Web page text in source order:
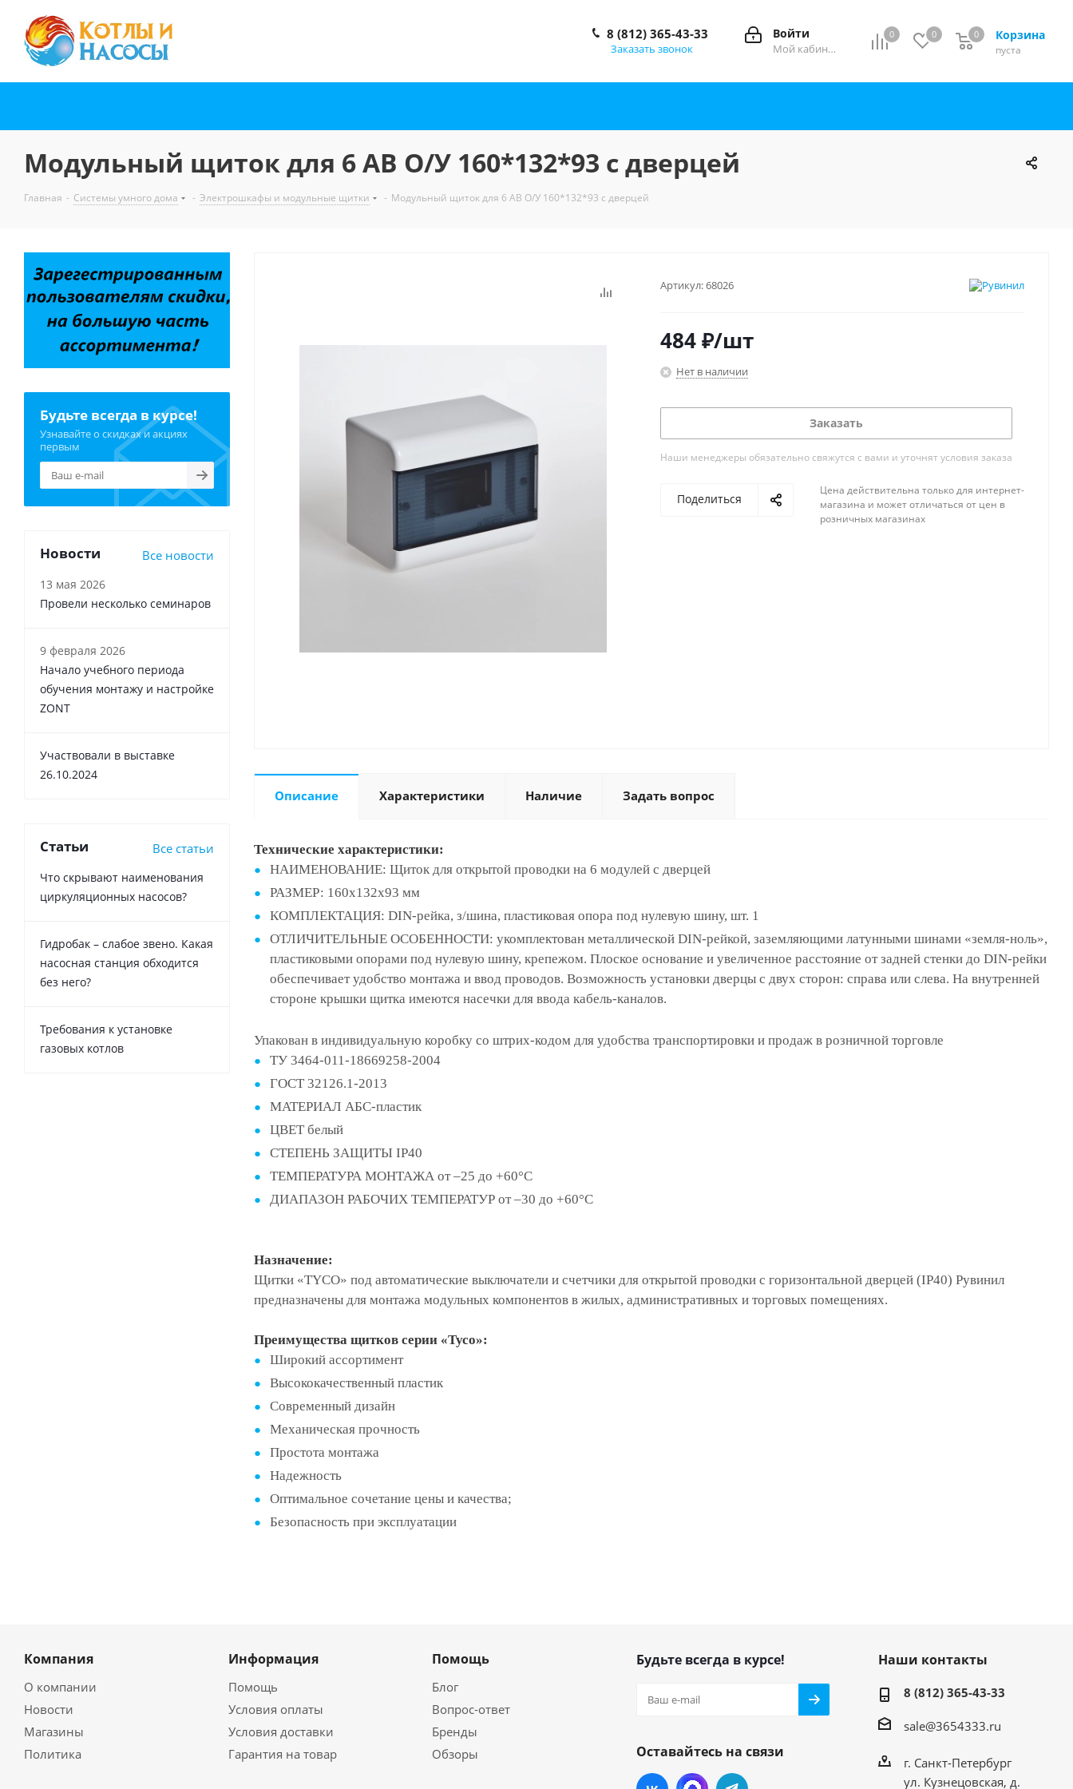
0 0 Корзина
0
пуста
0
Войти
Мой кабинет
8 (812) 365-43-33
Заказать звонок
Модульный щиток для 6 АВ О/У 160*132*93 с дверцей
Главная - Системы умного дома - Электрошкафы и модульные щитки - Модульный щиток для 6 АВ О/У 160*132*93 с дверцей
Артикул:68026
484₽/шт
Нет в наличии
Заказать
Наши менеджеры обязательно свяжутся с вами и уточнят условия заказа
Поделиться
Цена действительна только для интернет-
магазина и может отличаться от цен в
розничных магазинах
Описание Характеристики Наличие Задать вопрос
Технические характеристики:
НАИМЕНОВАНИЕ: Щиток для открытой проводки на 6 модулей с дверцей
РАЗМЕР: 160x132x93 мм
КОМПЛЕКТАЦИЯ: DIN-рейка, з/шина, пластиковая опора под нулевую шину, шт. 1
ОТЛИЧИТЕЛЬНЫЕ ОСОБЕННОСТИ: укомплектован металлической DIN-рейкой, заземляющими латунными шинами «земля-ноль»,
пластиковыми опорами под нулевую шину, крепежом. Плоское основание и увеличенное расстояние от задней стенки до DIN-рейки
обеспечивает удобство монтажа и ввод проводов. Возможность установки дверцы с двух сторон: справа или слева. На внутренней
стороне крышки щитка имеются насечки для ввода кабель-каналов.
Упакован в индивидуальную коробку со штрих-кодом для удобства транспортировки и продаж в розничной торговле
ТУ 3464-011-18669258-2004
ГОСТ 32126.1-2013
МАТЕРИАЛ АБС-пластик
ЦВЕТ белый
СТЕПЕНЬ ЗАЩИТЫ IP40
ТЕМПЕРАТУРА МОНТАЖА от –25 до +60°С
ДИАПАЗОН РАБОЧИХ ТЕМПЕРАТУР от –30 до +60°С
Назначение:
Щитки «TYCO» под автоматические выключатели и счетчики для открытой проводки с горизонтальной дверцей (IP40) Рувинил
предназначены для монтажа модульных компонентов в жилых, административных и торговых помещениях.
Преимущества щитков серии «Тусо»:
Широкий ассортимент
Высококачественный пластик
Современный дизайн
Механическая прочность
Простота монтажа
Надежность
Оптимальное сочетание цены и качества;
Безопасность при эксплуатации
Будьте всегда в курсе!
Узнавайте о скидках и акциях
первым
Новости Все новости
13 мая 2026
Провели несколько семинаров
9 февраля 2026
Начало учебного периода
обучения монтажу и настройке
ZONT
Участвовали в выставке
26.10.2024
Статьи Все статьи
Что скрывают наименования
циркуляционных насосов?
Гидробак – слабое звено. Какая
насосная станция обходится
без него?
Требования к установке
газовых котлов
Компания
О компании
Новости
Магазины
Политика
Информация
Помощь
Условия оплаты
Условия доставки
Гарантия на товар
Помощь
Блог
Вопрос-ответ
Бренды
Обзоры
Будьте всегда в курсе!
Оставайтесь на связи
Наши контакты
8 (812) 365-43-33
sale@3654333.ru
г. Санкт-Петербург
ул. Кузнецовская, д.